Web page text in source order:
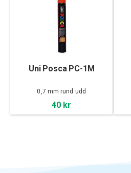
Uni Posca PC-1M
0,7 mm rund udd
40 kr